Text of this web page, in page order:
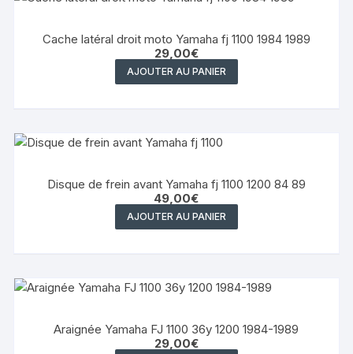
Cache latéral droit moto Yamaha fj 1100 1984 1989
29,00€
AJOUTER AU PANIER
Disque de frein avant Yamaha fj 1100 1200 84 89
49,00€
AJOUTER AU PANIER
Araignée Yamaha FJ 1100 36y 1200 1984-1989
29,00€